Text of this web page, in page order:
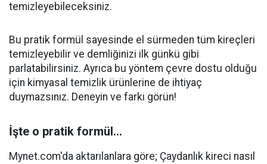
temizleyebileceksiniz.
Bu pratik formül sayesinde el sürmeden tüm kireçleri
temizleyebilir ve demliğinizi ilk günkü gibi
parlatabilirsiniz. Ayrıca bu yöntem çevre dostu olduğu
için kimyasal temizlik ürünlerine de ihtiyaç
duymazsınız. Deneyin ve farkı görün!
İşte o pratik formül...
Mynet.com'da aktarılanlara göre; Çaydanlık kireci nasıl